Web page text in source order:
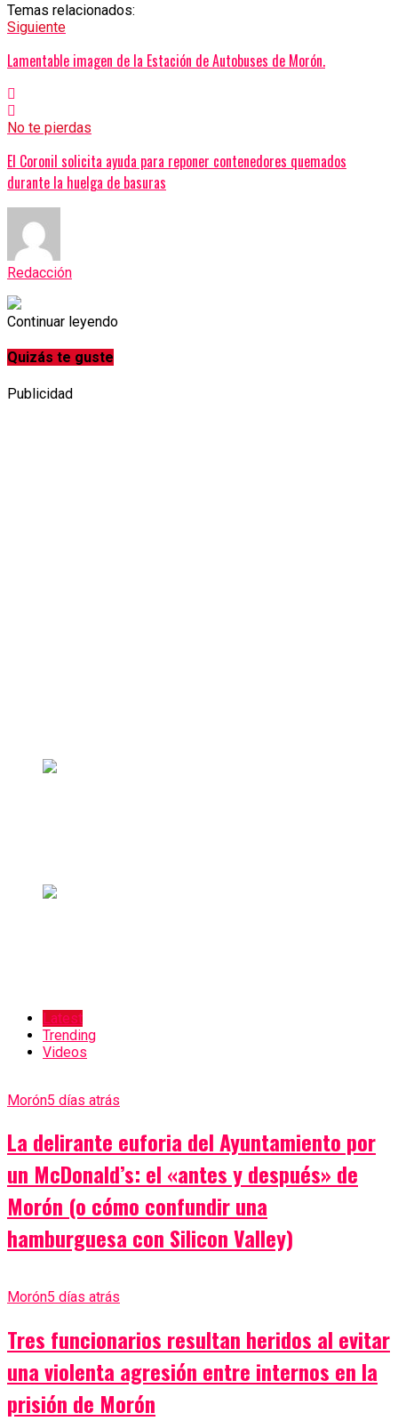
Temas relacionados:
Siguiente
Lamentable imagen de la Estación de Autobuses de Morón.
No te pierdas
El Coronil solicita ayuda para reponer contenedores quemados
durante la huelga de basuras
Redacción
Continuar leyendo
Quizás te guste
Publicidad
Latest
Trending
Videos
Morón5 días atrás
La delirante euforia del Ayuntamiento por
un McDonald’s: el «antes y después» de
Morón (o cómo confundir una
hamburguesa con Silicon Valley)
Morón5 días atrás
Tres funcionarios resultan heridos al evitar
una violenta agresión entre internos en la
prisión de Morón